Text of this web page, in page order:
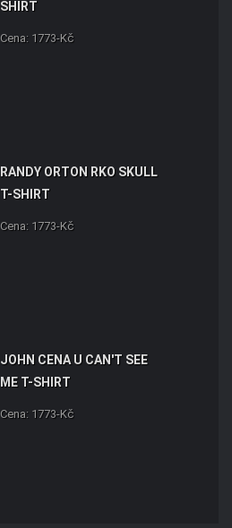
SHIRT
Cena: 1773-Kč
RANDY ORTON RKO SKULL
T-SHIRT
Cena: 1773-Kč
JOHN CENA U CAN'T SEE
ME T-SHIRT
Cena: 1773-Kč